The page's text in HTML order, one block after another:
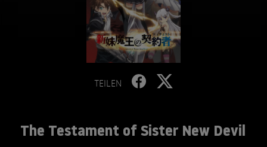
TEILEN
The Testament of Sister New Devil